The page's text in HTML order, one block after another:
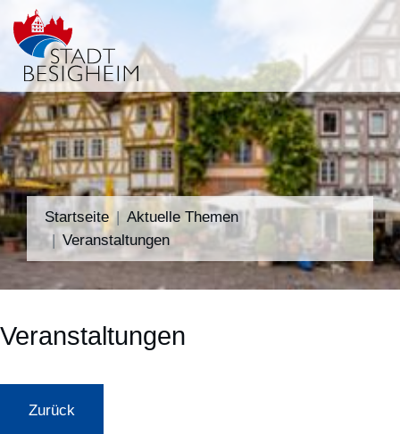
Startseite
Aktuelle Themen
Veranstaltungen
Veranstaltungen
Zurück